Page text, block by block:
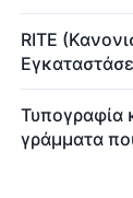
RITE
Τυπογραφία
γράμματα